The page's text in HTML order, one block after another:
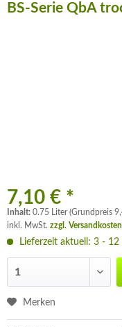
BS-Serie QbA
7,10 € *
Inhalt: 0.75 Liter (Grundpreis
inkl. MwSt. zzgl. Versandkosten
Lieferzeit aktuell: 3 - 12
Merken